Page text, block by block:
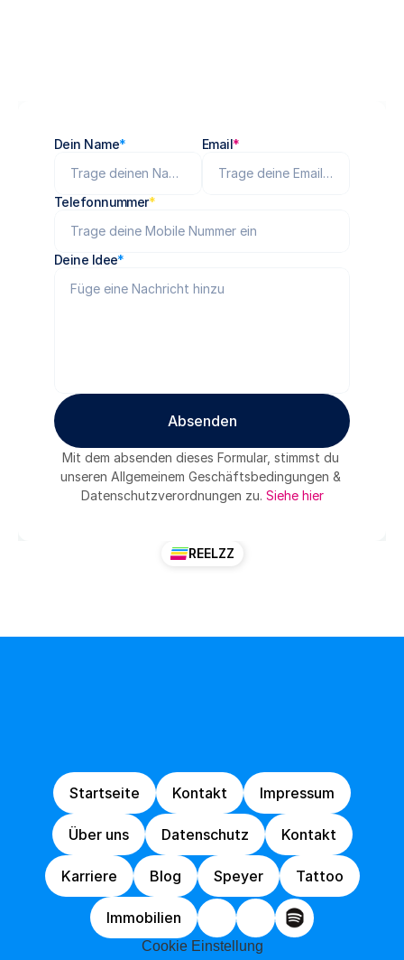
Dein Name* Email*
Telefonnummer*
Deine Idee*
Absenden
Absenden
Mit dem absenden dieses Formular, stimmst du
unseren Allgemeinem Geschäftsbedingungen &
Datenschutzverordnungen zu. Siehe hier
REELZZ
Umsetzung,wir
Startseite
Startseite
Kontakt
Kontakt
Impressum
Impressum
Über uns
Über uns
Datenschutz
Datenschutz
Kontakt
Kontakt
Karriere
Karriere
Blog
Blog
Speyer
Speyer
Tattoo
Tattoo
Immobilien
ImmobilienCookie Einstellung